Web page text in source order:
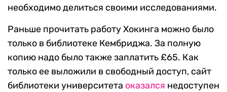
необходимо делиться своими исследованиями.
Раньше прочитать работу Хокинга можно было
только в библиотеке Кембриджа. За полную
копию надо было также заплатить £65. Как
только ее выложили в свободный доступ, сайт
библиотеки университета оказался недоступен